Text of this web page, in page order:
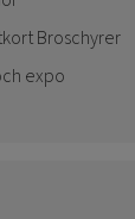
Broschyrer
expo